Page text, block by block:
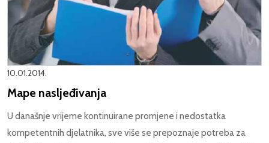
10.01.2014.
Mape nasljeđivanja
U današnje vrijeme kontinuirane promjene i nedostatka
kompetentnih djelatnika, sve više se prepoznaje potreba za